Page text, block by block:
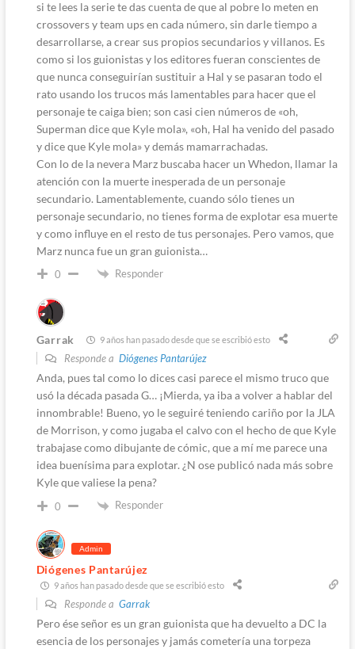
si te lees la serie te das cuenta de que al pobre lo meten en
crossovers y team ups en cada número, sin darle tiempo a
desarrollarse, a crear sus propios secundarios y villanos. Es
como si los guionistas y los editores fueran conscientes de
que nunca conseguirían sustituir a Hal y se pasaran todo el
rato usando los trucos más lamentables para hacer que el
personaje te caiga bien; son casi cien números de «oh,
Superman dice que Kyle mola», «oh, Hal ha venido del pasado
y dice que Kyle mola» y demás mamarrachadas.
Con lo de la nevera Marz buscaba hacer un Whedon, llamar la
atención con la muerte inesperada de un personaje
secundario. Lamentablemente, cuando sólo tienes un
personaje secundario, no tienes forma de explotar esa muerte
y como influye en el resto de tus personajes. Pero vamos, que
Marz nunca fue un gran guionista…
0 Responder
Garrak 9 años han pasado desde que se escribió esto
Responde a Diógenes Pantarújez
Anda, pues tal como lo dices casi parece el mismo truco que
usó la década pasada G… ¡Mierda, ya iba a volver a hablar del
innombrable! Bueno, yo le seguiré teniendo cariño por la JLA
de Morrison, y como jugaba el calvo con el hecho de que Kyle
trabajase como dibujante de cómic, que a mí me parece una
idea buenísima para explotar. ¿N ose publicó nada más sobre
Kyle que valiese la pena?
0 Responder
Admin
Diógenes Pantarújez
9 años han pasado desde que se escribió esto
Responde a Garrak
Pero ése señor es un gran guionista que ha devuelto a DC la
esencia de los personajes y jamás cometería una torpeza